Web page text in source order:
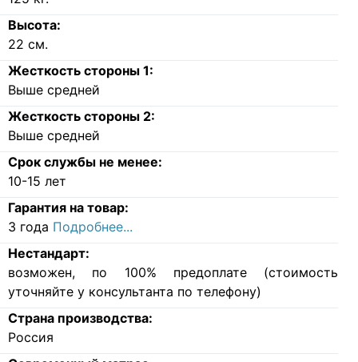
Высота:
22 см.
Жесткость стороны 1:
Выше средней
Жесткость стороны 2:
Выше средней
Срок службы не менее:
10-15 лет
Гарантия на товар:
3 года Подробнее...
Нестандарт:
возможен, по 100% предоплате (стоимость
уточняйте у консультанта по телефону)
Страна производства:
Россия